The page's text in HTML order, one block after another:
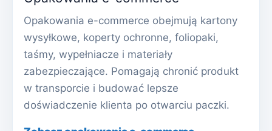
Opakowania e-commerce obejmują kartony
wysyłkowe, koperty ochronne, foliopaki,
taśmy, wypełniacze i materiały
zabezpieczające. Pomagają chronić produkt
w transporcie i budować lepsze
doświadczenie klienta po otwarciu paczki.